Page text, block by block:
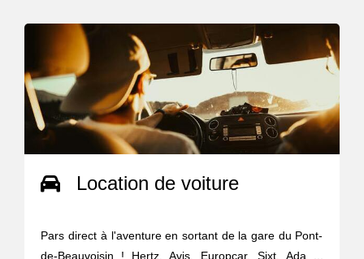
Location de voiture
Pars direct à l'aventure en sortant de la gare du Pont-
de-Beauvoisin ! Hertz, Avis, Europcar, Sixt, Ada ...